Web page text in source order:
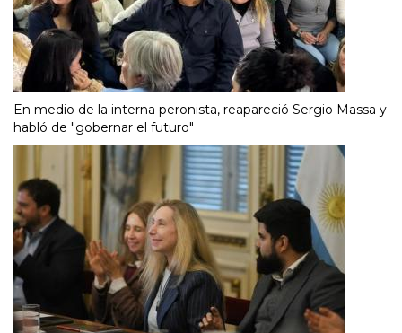
En medio de la interna peronista, reapareció Sergio Massa y
habló de "gobernar el futuro"